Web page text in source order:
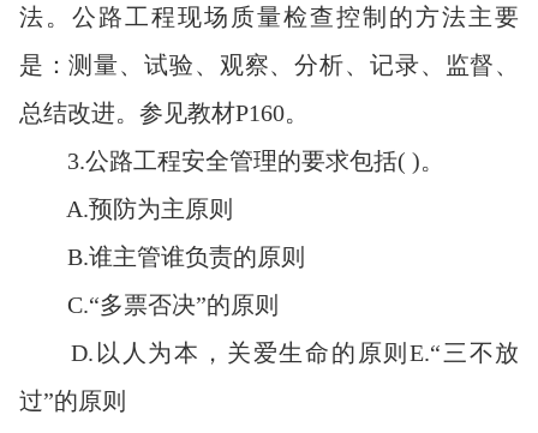
法。公路工程现场质量检查控制的方法主要
是：测量、试验、观察、分析、记录、监督、
总结改进。参见教材P160。
3.公路工程安全管理的要求包括( )。
A.预防为主原则
B.谁主管谁负责的原则
C.“多票否决”的原则
D.以人为本，关爱生命的原则E.“三不放
过”的原则